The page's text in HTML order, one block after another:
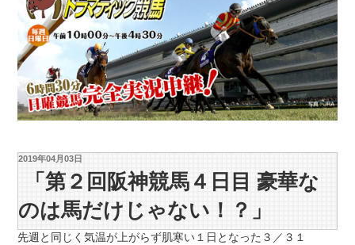
2019年04月03日
「第２回阪神競馬４日目 豪華な
のは馬だけじゃない！？」
先週と同じく気温が上がらず肌寒い１日となった３／３１